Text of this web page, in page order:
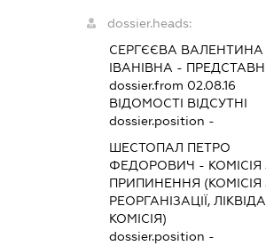
dossier.heads:
СЕРГЄЄВА ВАЛЕНТИНА
ІВАНІВНА -
dossier.from 02.08.16
ВІДОМОСТІ ВІДСУТНІ
dossier.position -
ШЕСТОПАЛ ПЕТРО
ФЕДОРОВИЧ - КОМІСІЯ
ПРИПИНЕННЯ (КОМІСІЯ
РЕОРГАНІЗАЦІЇ,
КОМІСІЯ)
dossier.position -